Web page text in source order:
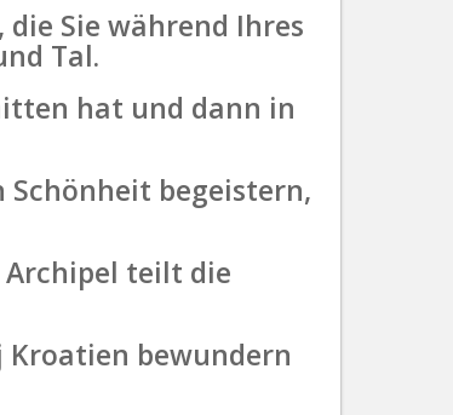
Sie während Ihres
Tal.
hat und dann in
begeistern,
Archipel teilt die
Kroatien bewundern